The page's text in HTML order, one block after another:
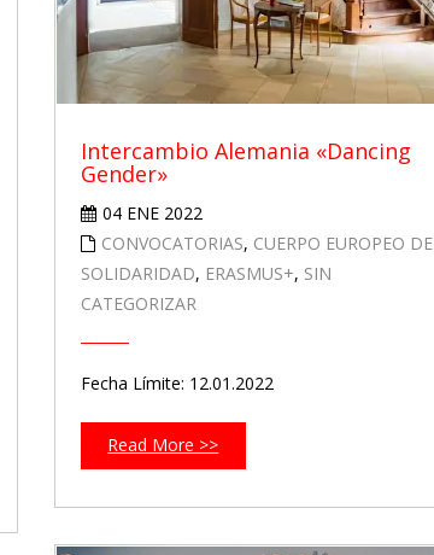
Intercambio Alemania «Dancing
Gender»
04 ENE 2022
CONVOCATORIAS, CUERPO EUROPEO DE
SOLIDARIDAD, ERASMUS+, SIN
CATEGORIZAR
Fecha Límite: 12.01.2022
Read More >>